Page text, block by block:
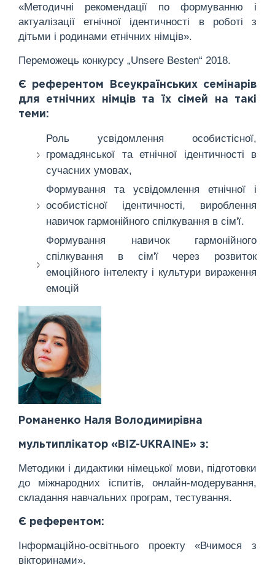
«Методичні рекомендації по формуванню і
актуалізації етнічної ідентичності в роботі з
дітьми і родинами етнічних німців».
Переможець конкурсу „Unsere Besten“ 2018.
Є референтом Всеукраїнських семінарів
для етнічних німців та їх сімей на такі
теми:
Роль усвідомлення особистісної,
громадянської та етнічної ідентичності в
сучасних умовах,
Формування та усвідомлення етнічної і
особистісної ідентичності, вироблення
навичок гармонійного спілкування в сім'ї.
Формування навичок гармонійного
спілкування в сім'ї через розвиток
емоційного інтелекту і культури вираження
емоцій
Романенко Наля Володимирівна
мультиплікатор «BIZ-UKRAINE» з:
Методики і дидактики німецької мови, підготовки
до міжнародних іспитів, онлайн-модерування,
складання навчальних програм, тестування.
Є референтом:
Інформаційно-освітнього проекту «Вчимося з
вікторинами».